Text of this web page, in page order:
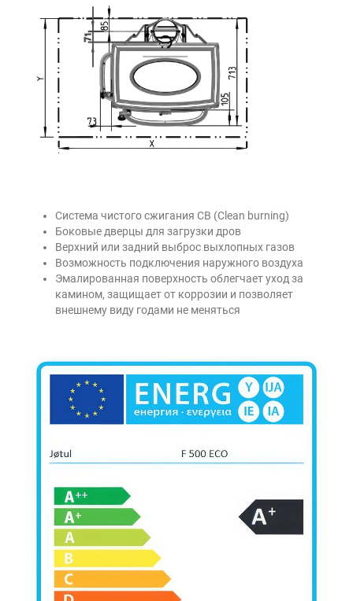
Система чистого сжигания CB (Clean burning)
Боковые дверцы для загрузки дров
Верхний или задний выброс выхлопных газов
Возможность подключения наружного воздуха
Эмалированная поверхность облегчает уход за
камином, защищает от коррозии и позволяет
внешнему виду годами не меняться